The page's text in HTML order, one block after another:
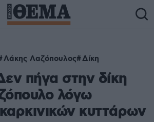
Λάκης Λαζόπουλος Δίκη
πήγα στην δίκη
λόγω
κυττάρων